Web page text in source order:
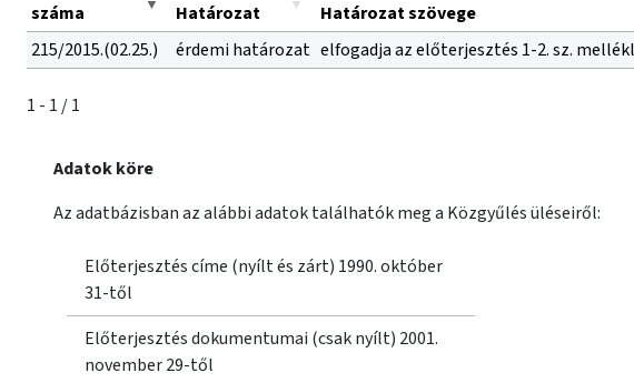
száma
Határozat
Határozat szövege
215/2015.(02.25.)
érdemi határozat elfogadja az előterjesztés 1-2. sz.
1 - 1 / 1
Adatok köre
Az adatbázisban az alábbi adatok találhatók meg a Közgyűlés üléseiről:
Előterjesztés címe (nyílt és zárt) 1990. október
31-től
Előterjesztés dokumentumai (csak nyílt) 2001.
november 29-től